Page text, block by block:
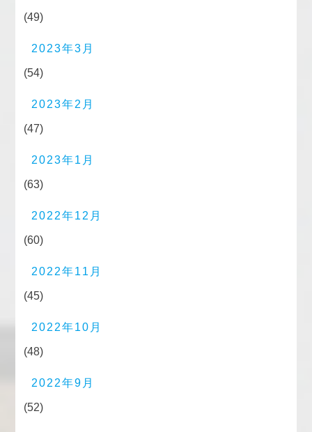
(49)
2023年3月
(54)
2023年2月
(47)
2023年1月
(63)
2022年12月
(60)
2022年11月
(45)
2022年10月
(48)
2022年9月
(52)